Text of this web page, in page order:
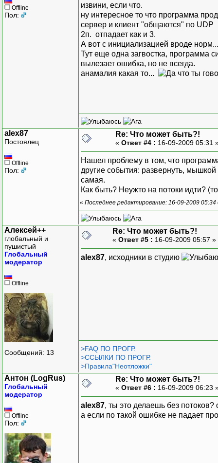
Offline
Пол:
извини, если что.
ну интересное то что программа
сервер и клиент "общаются" по UDP
2п. отпадает как и 3.
А вот с инициализацией вроде норм...
Тут еще одна загвостка, программа
вылезает ошибка, но не всегда.
анамалия какая то...
alex87
Постоялец
Offline
Пол:
Re: Что может быть?!
« Ответ #4 : 16-09-2009 05:31
Нашел проблему в том, что
другие события: развернуть,
самая.
Как быть? Неужто на потоки идти?
« Последнее редактирование: 16-09-2009
Алексей++
глобальный и
пушистый
Глобальный
модератор
Offline
Сообщений: 13
Re: Что может быть?!
« Ответ #5 : 16-09-2009 05:57 »
alex87, исходники в студию
>FAQ ПО ПРОГР.
>ССЫЛКИ ПО ПРОГР.
>Правила"Неотложки"
Антон (LogRus)
Глобальный
модератор
Offline
Пол:
Re: Что может быть?!
« Ответ #6 : 16-09-2009 06:23
alex87, ты это делаешь без потоков?
а если по такой ошибке не падает